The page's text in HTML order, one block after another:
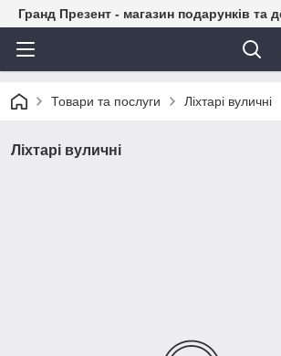
Гранд Презент - магазин подарунків та
Товари та послуги Ліхтарі вуличні
Ліхтарі вуличні